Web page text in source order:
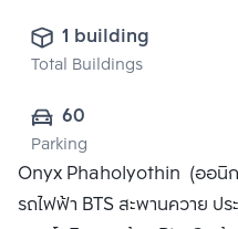
1 building
Total Buildings
60
Parking
Onyx Phaholyothin (ออนิก
รถไฟฟ้า BTS สะพานควาย ป